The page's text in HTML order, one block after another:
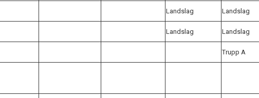
Landslag Landslag
Landslag Landslag
Trupp A